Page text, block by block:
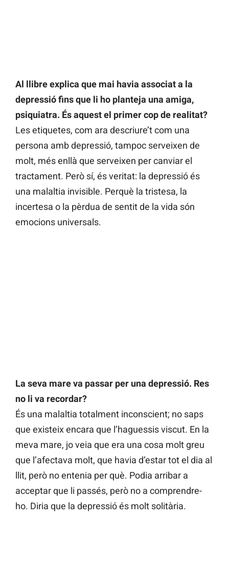
Al llibre explica que mai havia associat a la
depressió fins que li ho planteja una amiga,
psiquiatra. És aquest el primer cop de realitat?
Les etiquetes, com ara descriure’t com una
persona amb depressió, tampoc serveixen de
molt, més enllà que serveixen per canviar el
tractament. Però sí, és veritat: la depressió és
una malaltia invisible. Perquè la tristesa, la
incertesa o la pèrdua de sentit de la vida són
emocions universals.
La seva mare va passar per una depressió. Res
no li va recordar?
És una malaltia totalment inconscient; no saps
que existeix encara que l’haguessis viscut. En la
meva mare, jo veia que era una cosa molt greu
que l’afectava molt, que havia d’estar tot el dia al
llit, però no entenia per què. Podia arribar a
acceptar que li passés, però no a comprendre-
ho. Diria que la depressió és molt solitària.